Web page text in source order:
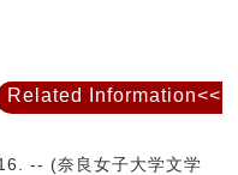
ューズの奏でる寓
-- (奈良女子大学文学
Related Information<<